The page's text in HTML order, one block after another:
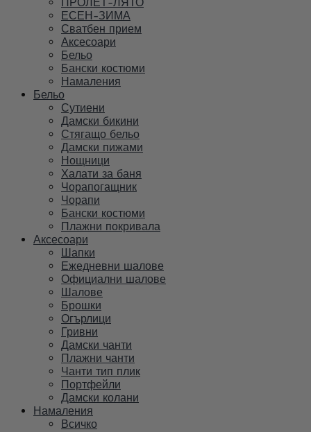
ЕСЕН-ЗИМА
Сватбен прием
Аксесоари
Бельо
Бански костюми
Намаления
Бельо
Сутиени
Дамски бикини
Стягащо бельо
Дамски пижами
Нощници
Халати за баня
Чорапогащник
Чорапи
Бански костюми
Плажни покривала
Аксесоари
Шапки
Ежедневни шалове
Официални шалове
Шалове
Брошки
Огърлици
Гривни
Дамски чанти
Плажни чанти
Чанти тип плик
Портфейли
Дамски колани
Намаления
Всичко